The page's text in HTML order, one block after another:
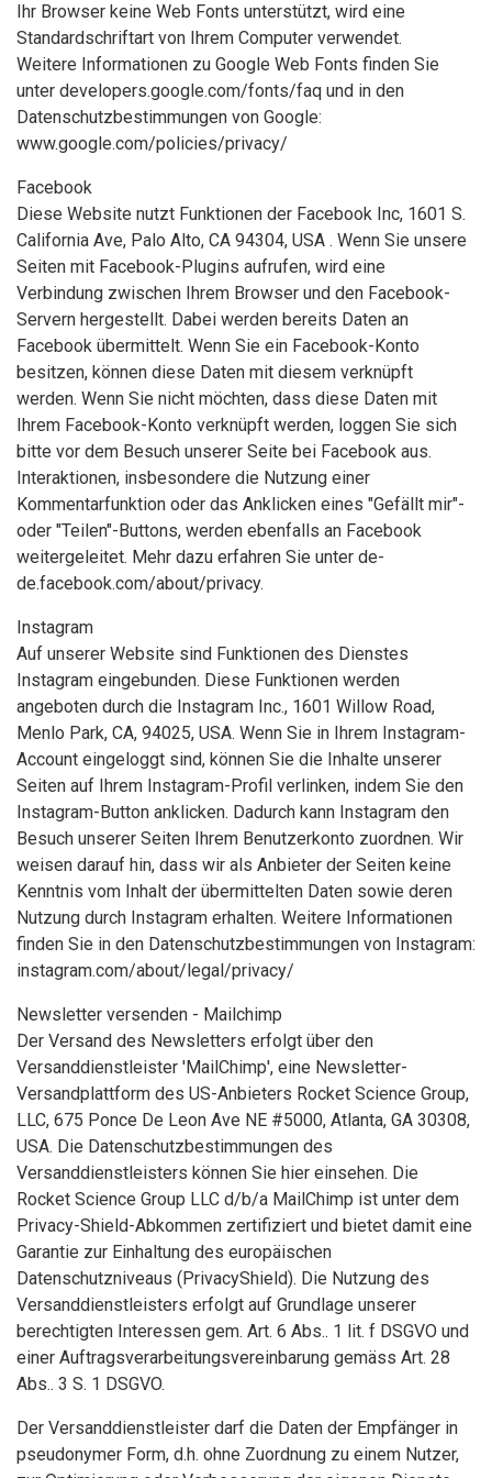
Ihr Browser keine Web Fonts unterstützt, wird eine
Standardschriftart von Ihrem Computer verwendet.
Weitere Informationen zu Google Web Fonts finden Sie
unter developers.google.com/fonts/faq und in den
Datenschutzbestimmungen von Google:
www.google.com/policies/privacy/
Facebook
Diese Website nutzt Funktionen der Facebook Inc, 1601 S.
California Ave, Palo Alto, CA 94304, USA . Wenn Sie unsere
Seiten mit Facebook-Plugins aufrufen, wird eine
Verbindung zwischen Ihrem Browser und den Facebook-
Servern hergestellt. Dabei werden bereits Daten an
Facebook übermittelt. Wenn Sie ein Facebook-Konto
besitzen, können diese Daten mit diesem verknüpft
werden. Wenn Sie nicht möchten, dass diese Daten mit
Ihrem Facebook-Konto verknüpft werden, loggen Sie sich
bitte vor dem Besuch unserer Seite bei Facebook aus.
Interaktionen, insbesondere die Nutzung einer
Kommentarfunktion oder das Anklicken eines "Gefällt mir"-
oder "Teilen"-Buttons, werden ebenfalls an Facebook
weitergeleitet. Mehr dazu erfahren Sie unter de-
de.facebook.com/about/privacy.
Instagram
Auf unserer Website sind Funktionen des Dienstes
Instagram eingebunden. Diese Funktionen werden
angeboten durch die Instagram Inc., 1601 Willow Road,
Menlo Park, CA, 94025, USA. Wenn Sie in Ihrem Instagram-
Account eingeloggt sind, können Sie die Inhalte unserer
Seiten auf Ihrem Instagram-Profil verlinken, indem Sie den
Instagram-Button anklicken. Dadurch kann Instagram den
Besuch unserer Seiten Ihrem Benutzerkonto zuordnen. Wir
weisen darauf hin, dass wir als Anbieter der Seiten keine
Kenntnis vom Inhalt der übermittelten Daten sowie deren
Nutzung durch Instagram erhalten. Weitere Informationen
finden Sie in den Datenschutzbestimmungen von Instagram:
instagram.com/about/legal/privacy/
Newsletter versenden - Mailchimp
Der Versand des Newsletters erfolgt über den
Versanddienstleister 'MailChimp', eine Newsletter-
Versandplattform des US-Anbieters Rocket Science Group,
LLC, 675 Ponce De Leon Ave NE #5000, Atlanta, GA 30308,
USA. Die Datenschutzbestimmungen des
Versanddienstleisters können Sie hier einsehen. Die
Rocket Science Group LLC d/b/a MailChimp ist unter dem
Privacy-Shield-Abkommen zertifiziert und bietet damit eine
Garantie zur Einhaltung des europäischen
Datenschutzniveaus (PrivacyShield). Die Nutzung des
Versanddienstleisters erfolgt auf Grundlage unserer
berechtigten Interessen gem. Art. 6 Abs.. 1 lit. f DSGVO und
einer Auftragsverarbeitungsvereinbarung gemäss Art. 28
Abs.. 3 S. 1 DSGVO.
Der Versanddienstleister darf die Daten der Empfänger in
pseudonymer Form, d.h. ohne Zuordnung zu einem Nutzer,